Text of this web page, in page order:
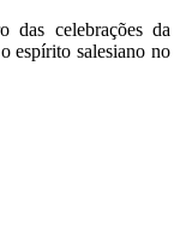
celebrações da
espírito salesiano no